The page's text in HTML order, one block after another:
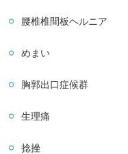
腰椎椎間板ヘルニア
めまい
胸郭出口症候群
生理痛
捻挫